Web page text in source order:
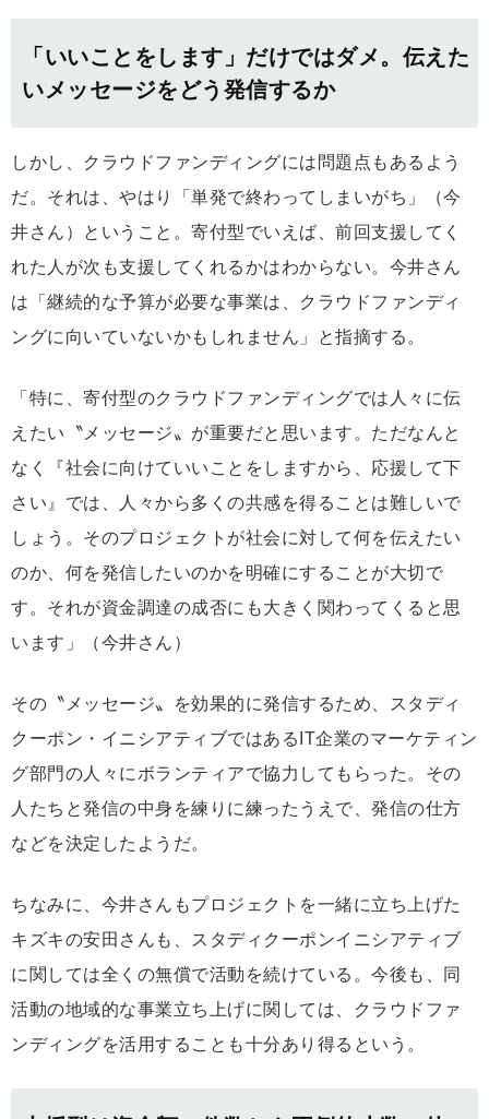
「いいことをします」だけではダメ。伝えた
いメッセージをどう発信するか
しかし、クラウドファンディングには問題点もあるよう
だ。それは、やはり「単発で終わってしまいがち」（今
井さん）ということ。寄付型でいえば、前回支援してく
れた人が次も支援してくれるかはわからない。今井さん
は「継続的な予算が必要な事業は、クラウドファンディ
ングに向いていないかもしれません」と指摘する。
「特に、寄付型のクラウドファンディングでは人々に伝
えたい〝メッセージ〟が重要だと思います。ただなんと
なく『社会に向けていいことをしますから、応援して下
さい』では、人々から多くの共感を得ることは難しいで
しょう。そのプロジェクトが社会に対して何を伝えたい
のか、何を発信したいのかを明確にすることが大切で
す。それが資金調達の成否にも大きく関わってくると思
います」（今井さん）
その〝メッセージ〟を効果的に発信するため、スタディ
クーポン・イニシアティブではあるIT企業のマーケティン
グ部門の人々にボランティアで協力してもらった。その
人たちと発信の中身を練りに練ったうえで、発信の仕方
などを決定したようだ。
ちなみに、今井さんもプロジェクトを一緒に立ち上げた
キズキの安田さんも、スタディクーポンイニシアティブ
に関しては全くの無償で活動を続けている。今後も、同
活動の地域的な事業立ち上げに関しては、クラウドファ
ンディングを活用することも十分あり得るという。